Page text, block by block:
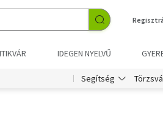
IDEGEN NYELVŰ
Segítség